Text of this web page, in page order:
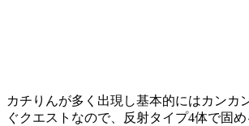
カチりんが多く出現し基本的にはカンカ
ぐクエストなので、反射タイプ4体で固